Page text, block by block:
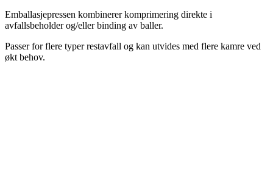
Emballasjepressen kombinerer komprimering direkte i
avfallsbeholder og/eller binding av baller.
Passer for flere typer restavfall og kan utvides med flere kamre ved
økt behov.